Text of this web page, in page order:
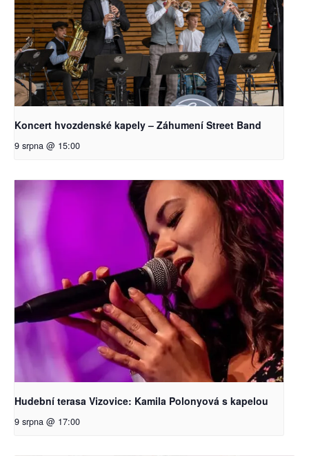
Koncert hvozdenské kapely – Záhumení Street Band
9 srpna @ 15:00
Hudební terasa Vizovice: Kamila Polonyová s kapelou
9 srpna @ 17:00